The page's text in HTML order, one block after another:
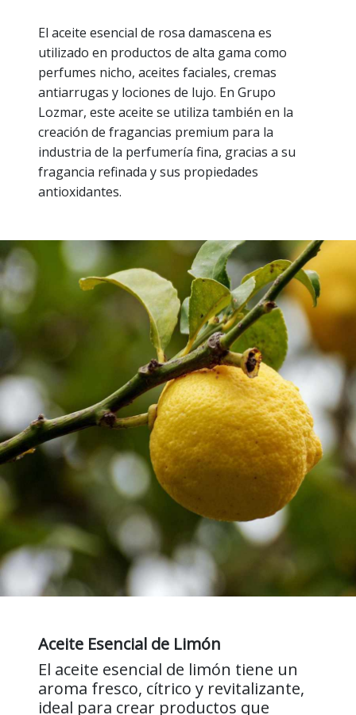
El aceite esencial de rosa damascena es
utilizado en productos de alta gama como
perfumes nicho, aceites faciales, cremas
antiarrugas y lociones de lujo. En Grupo
Lozmar, este aceite se utiliza también en la
creación de fragancias premium para la
industria de la perfumería fina, gracias a su
fragancia refinada y sus propiedades
antioxidantes.
Aceite Esencial de Limón
El aceite esencial de limón tiene un
aroma fresco, cítrico y revitalizante,
ideal para crear productos que